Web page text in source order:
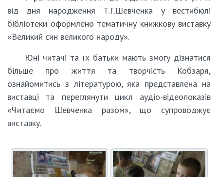
від дня народження Т.Г.Шевченка у вестибюлі
бібліотеки оформлено тематичну книжкову виставку
«Великий син великого народу».
Юні читачі та їх батьки мають змогу дізнатися
більше про життя та творчість Кобзаря,
ознайомитись з літературою, яка представлена на
виставці та переглянути цикл аудіо-відеопоказів
«Читаємо Шевченка разом», що супроводжує
виставку.